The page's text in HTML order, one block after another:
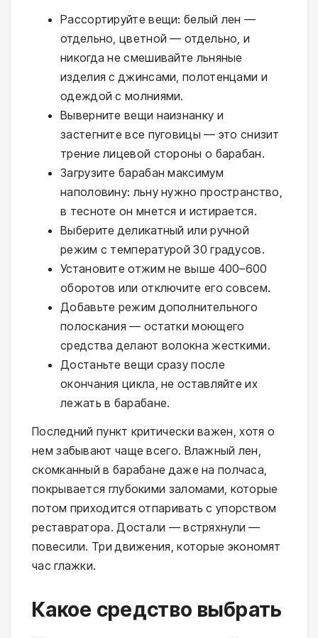
Рассортируйте вещи: белый лен —
отдельно, цветной — отдельно, и
никогда не смешивайте льняные
изделия с джинсами, полотенцами и
одеждой с молниями.
Выверните вещи наизнанку и
застегните все пуговицы — это снизит
трение лицевой стороны о барабан.
Загрузите барабан максимум
наполовину: льну нужно пространство,
в тесноте он мнется и истирается.
Выберите деликатный или ручной
режим с температурой 30 градусов.
Установите отжим не выше 400–600
оборотов или отключите его совсем.
Добавьте режим дополнительного
полоскания — остатки моющего
средства делают волокна жесткими.
Достаньте вещи сразу после
окончания цикла, не оставляйте их
лежать в барабане.
Последний пункт критически важен, хотя о
нем забывают чаще всего. Влажный лен,
скомканный в барабане даже на полчаса,
покрывается глубокими заломами, которые
потом приходится отпаривать с упорством
реставратора. Достали — встряхнули —
повесили. Три движения, которые экономят
час глажки.
Какое средство выбрать